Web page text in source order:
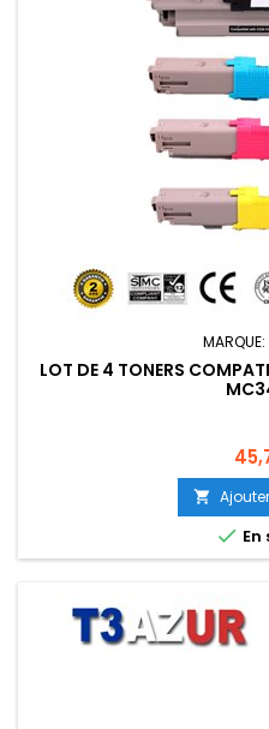
MARQUE:
LOT DE 4 TONERS
Prix

